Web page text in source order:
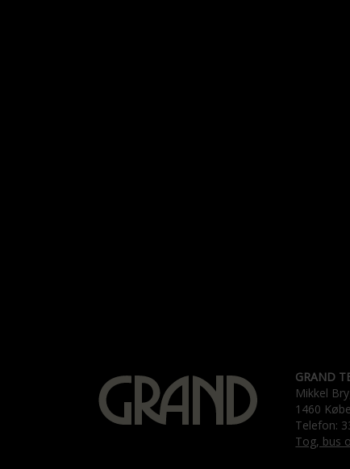
GRAND
Mikkel
1460
Telefon:
Tog, bus